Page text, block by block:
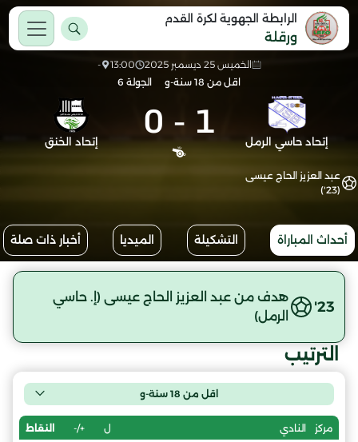
الرابطة الجهوية لكرة القدم
ورقلة
الخميس 25 ديسمبر 2025 13:00
-
اقل من 18 سنة-و
الجولة 6
إتحاد حاسي الرمل 1
-
0 إتحاد الخنق
عبد العزيز الحاج عيسى
(23')
أحداث المباراة التشكيلة الميديا أخبار ذات صلة
23'
هدف من عبد العزيز الحاج عيسى (إ. حاسي
الرمل)
الترتيب
اقل من 18 سنة-و
مركز النادي ل +/- النقاط